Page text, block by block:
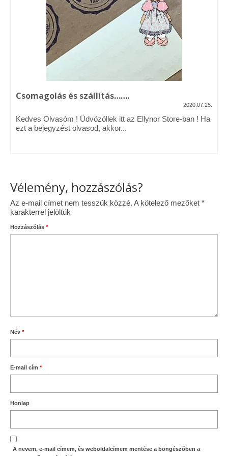
Vásárok, ahol velem is találkozhattál…
Alapanyagok, kellékek
A termékek tisztítása
Ellynor története
Adatkezelési tájékoztató
Általános Szerződési Feltételek
Csomagolás és szállítás…….
2020.07.25.
Kedves Olvasóm ! Üdvözöllek itt az Ellynor Store-ban ! Ha
ezt a bejegyzést olvasod, akkor...
Vélemény, hozzászólás?
Az e-mail címet nem tesszük közzé. A kötelező mezőket *
karakterrel jelöltük
Hozzászólás *
Név *
E-mail cím *
Honlap
A nevem, e-mail címem, és weboldalcímem mentése a böngészőben a